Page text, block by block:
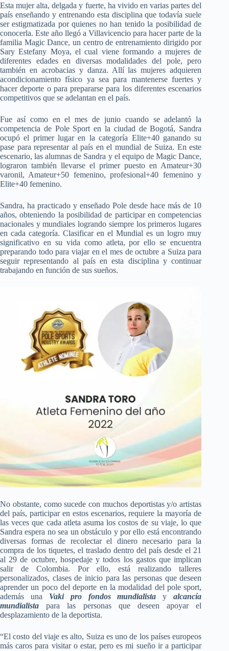
Estamujer alta, delgada y fuerte, ha vivido en varias partes del
país enseñando y entrenando esta disciplina que todavía suele
ser estigmatizada por quienes nohan tenido la posibilidad de
conocerla. Este año llegó a Villavicencio parahacer parte de la
familia Magic Dance, un centro de entrenamiento dirigido por
Sary Estefany Moya, el cual viene formando a mujeres de
diferentes edades en diversas modalidades del pole, pero
también en acrobacias y danza. Allí lasmujeres adquieren
acondicionamiento físico ya sea para mantenerse fuertes y
hacer deporte o para prepararse para los diferentes escenarios
competitivos que se adelantan en el país.
Fue así como en el mes de junio cuando se adelantó la
competencia de Pole Sport enla ciudad de Bogotá, Sandra
ocupó el primer lugar en la categoría Elite+40 ganando su
pase para representar al país en el mundial de Suiza. En este
escenario, las alumnas de Sandra y el equipo de Magic Dance,
lograron tambiénllevarse el primer puesto en Amateur+30
varonil, Amateur+50 femenino, profesional+40 femenino y
Elite+40 femenino.
Sandra, ha practicado y enseñado Pole desde hacemás de 10
años, obteniendo la posibilidad de participar en competencias
nacionales y mundiales logrando siempre los primeros lugares
en cada categoría. Clasificaren el Mundial es un logro muy
significativo en su vida como atleta, por ello seencuentra
preparando todo para viajar en el mes de octubre a Suiza para
seguir representando al país en esta disciplina y continuar
trabajando en función de sus sueños.
No obstante, como sucede con muchos deportistas y/o artistas
del país, participar en estos escenarios, requiere la mayoría de
las veces que cada atleta asuma loscostos de su viaje, lo que
Sandra espera no sea un obstáculo y por ello estáencontrando
diversas formas de recolectar el dinero necesario para la
compra delos tiquetes, el traslado dentro del país desde el 21
al 29 de octubre, hospedaje y todos los gastos que implican
salir de Colombia. Por ello, estárealizando talleres
personalizados, clases de inicio para las personas quedeseen
aprender un poco del deporte en la modalidad del pole sport,
además una Vaki pro fondos mundialista yalcancía
mundialista
para las personas que deseen apoyar el
desplazamiento de la deportista.
“Elcosto del viaje es alto, Suiza es uno de los países europeos
más caros para visitar o estar, pero es mi sueño ir a participar